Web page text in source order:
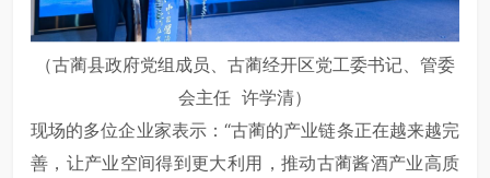
（古蔺县政府党组成员、古蔺经开区党工委书记、管委
会主任 许学清）
现场的多位企业家表示：“古蔺的产业链条正在越来越完
善，让产业空间得到更大利用，推动古蔺酱酒产业高质